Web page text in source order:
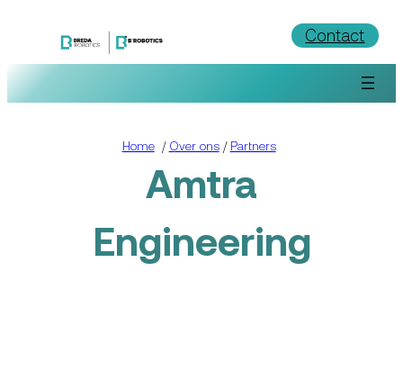
Contact
Home/ Over ons/ Partners
Amtra
Engineering